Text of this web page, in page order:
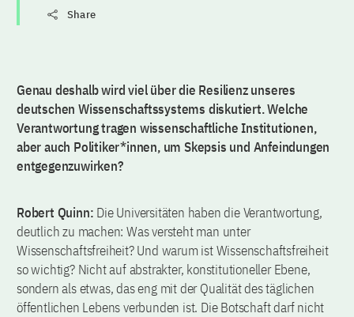
Share
Genau deshalb wird viel über die Resilienz unseres
deutschen Wissenschaftssystems diskutiert. Welche
Verantwortung tragen wissenschaftliche Institutionen,
aber auch Politiker*innen, um Skepsis und Anfeindungen
entgegenzuwirken?
Robert Quinn: Die Universitäten haben die Verantwortung,
deutlich zu machen: Was versteht man unter
Wissenschaftsfreiheit? Und warum ist Wissenschaftsfreiheit
so wichtig? Nicht auf abstrakter, konstitutioneller Ebene,
sondern als etwas, das eng mit der Qualität des täglichen
öffentlichen Lebens verbunden ist. Die Botschaft darf nicht